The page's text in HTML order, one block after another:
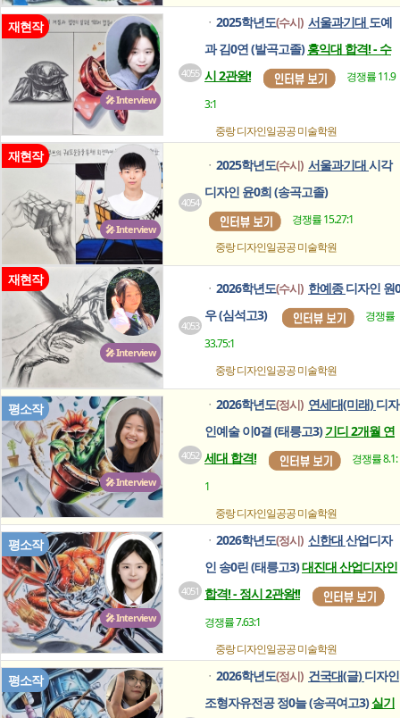
🎤 Interview
재현작
4055
ㆍ 2025학년도(수시) 서울과기대 도예
과 김0연 (발곡고졸)홍익대 합격! - 수
시 2관왕!
경쟁률 11.9
3:1
중랑 디자인일공공미술학원
🎤 Interview
재현작
4054
ㆍ 2025학년도(수시) 서울과기대시각
디자인 윤0희 (송곡고졸)
경쟁률 15.27:1
중랑 디자인일공공미술학원
🎤 Interview
재현작
4053
ㆍ 2026학년도(수시) 한예종디자인 원0
우 (심석고3)
경쟁률
33.75:1
중랑 디자인일공공미술학원
🎤 Interview
평소작
4052
ㆍ 2026학년도(정시) 연세대(미래)디자
인예술 이0결 (태릉고3)기디 2개월 연
세대 합격!
경쟁률 8.1:
1
중랑 디자인일공공미술학원
🎤 Interview
평소작
4051
ㆍ 2026학년도(정시) 신한대산업디자
인 송0린 (태릉고3)대진대 산업디자인
합격! - 정시 2관왕!!
경쟁률 7.63:1
중랑 디자인일공공미술학원
평소작 ㆍ 2026학년도(정시) 건국대(글)디자인
조형자유전공 정0늘 (송곡여고3)실기